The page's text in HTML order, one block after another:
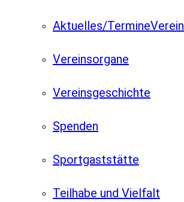
Aktuelles/TermineVerein
Vereinsorgane
Vereinsgeschichte
Spenden
Sportgaststätte
Teilhabe und Vielfalt